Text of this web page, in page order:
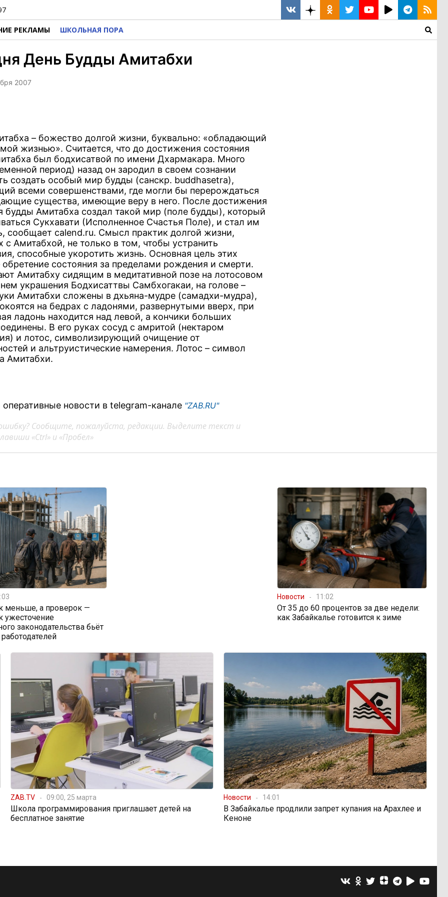
РЕКЛАМЫ ШКОЛЬНАЯ ПОРА
День Будды Амитабхи
2007
– божество долгой жизни, буквально: «обладающий
жизнью». Считается, что до достижения состояния
был бодхисатвой по имени Дхармакара. Много
период) назад он зародил в своем сознании
создать особый мир будды (санскр. buddhasetra),
всеми совершенствами, где могли бы перерождаться
существа, имеющие веру в него. После достижения
будды Амитабха создал такой мир (поле будды), который
Сукхавати (Исполненное Счастья Поле), и стал им
сообщает calend.ru. Смысл практик долгой жизни,
с Амитабхой, не только в том, чтобы устранить
способные укоротить жизнь. Основная цель этих
обретение состояния за пределами рождения и смерти.
Амитабху сидящим в медитативной позе на лотосовом
украшения Бодхисаттвы Самбхогакаи, на голове –
Амитабхи сложены в дхьяна-мудре (самадхи-мудра),
на бедрах с ладонями, развернутыми вверх, при
ладонь находится над левой, а кончики больших
В его руках сосуд с амритой (нектаром
и лотос, символизирующий очищение от
и альтруистические намерения. Лотос – символ
Амитабхи.
новости в telegram-канале "ZAB.RU"
Сообщите, пожалуйста, редакции. Выделите текст и
«Ctrl» и «Пробел»
меньше, а проверок —
ужесточение
законодательства бьёт
Новости 11:02
От 35 до 60 процентов за две недели:
как Забайкалье готовится к зиме
ZAB.TV 09:00, 25 марта
Школа программирования приглашает детей на
бесплатное занятие
Новости 14:01
В Забайкалье продлили запрет купания на Арахлее и
Кеноне